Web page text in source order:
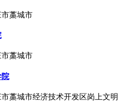
藁城市
藁城市
院
藁城市经济技术开发区岗上文明